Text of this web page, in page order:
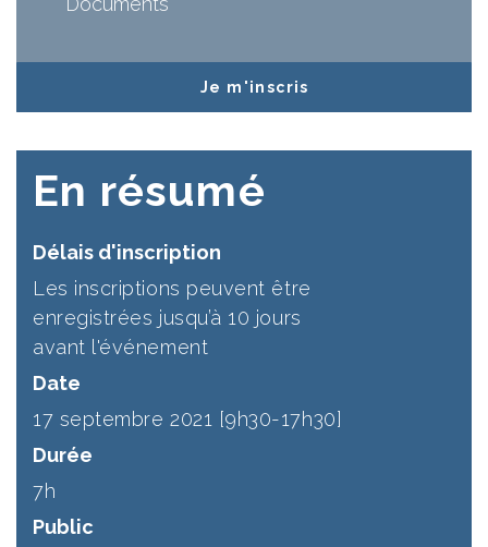
Je m'inscris
En résumé
Délais d'inscription
Les inscriptions peuvent être
enregistrées jusqu’à 10 jours
avant l'événement
Date
17 septembre 2021 [9h30-17h30]
Durée
7h
Public